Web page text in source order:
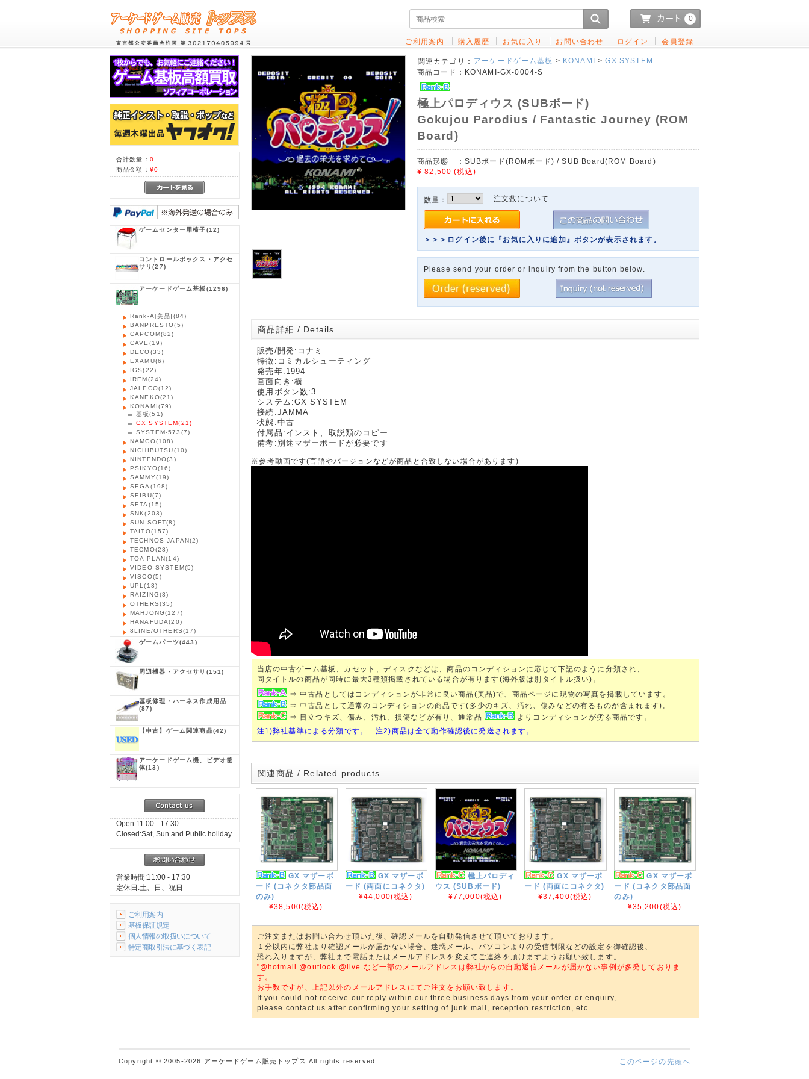
0
ご利用案内 購入履歴 お気に入り お問い合わせ ログイン 会員登録
合計数量： 0
商品金額： ¥0
ゲームセンター用椅子(12)
コントロールボックス・アクセ
サリ(27)
アーケードゲーム基板 (1296)
Rank-A[美品] (84)
BANPRESTO(5)
CAPCOM(82)
CAVE (19)
DECO(33)
EXAMU(6)
IGS(22)
IREM(24)
JALECO(12)
KANEKO(21)
KONAMI(79)
基板(51)
GX SYSTEM(21)
SYSTEM-573 (7)
NAMCO(108)
NICHIBUTSU(10)
NINTENDO(3)
PSIKYO(16)
SAMMY(19)
SEGA (198)
SEIBU(7)
SETA (15)
SNK(203)
SUN SOFT(8)
TAITO(157)
TECHNOS JAPAN(2)
TECMO(28)
TOA PLAN(14)
VIDEO SYSTEM(5)
VISCO(5)
UPL(13)
RAIZING(3)
OTHERS(35)
MAHJONG(127)
HANAFUDA(20)
8LINE/OTHERS(17)
ゲームパーツ(443)
周辺機器・アクセサリ (151)
基板修理・ハーネス作成用品
(87)
【中古】ゲーム関連商品(42)
アーケードゲーム機、ビデオ筐
体(13)
Open:11:00 - 17:30
Closed:Sat, Sun and Public holiday
営業時間:11:00 - 17:30
定休日:土、日、祝日
ご利用案内
基板保証規定
個人情報の取扱いについて
特定商取引法に基づく表記
関連カテゴリ： アーケードゲーム基板 > KONAMI >GX SYSTEM
商品コード： KONAMI-GX-0004-S
極上パロディウス (SUBボード)
Gokujou Parodius / Fantastic Journey (ROM
Board)
商品形態 ： SUBボード(ROMボード) / SUB Board(ROM Board)
¥ 82,500(税込)
数量： 注文数について
＞＞＞ログイン後に『お気に入りに追加』ボタンが表示されます。
Please send your order or inquiry from the button below.
商品詳細 / Details
販売/開発:コナミ
特徴:コミカルシューティング
発売年:1994
画面向き:横
使用ボタン数:3
システム:GX SYSTEM
接続:JAMMA
状態:中古
付属品:インスト、取説類のコピー
備考:別途マザーボードが必要です
※参考動画です(言語やバージョンなどが商品と合致しない場合があります)
当店の中古ゲーム基板、カセット、ディスクなどは、商品のコンディションに応じて下記のように分類され、
同タイトルの商品が同時に最大3種類掲載されている場合が有ります(海外版は別タイトル扱い)。
⇒ 中古品としてはコンディションが非常に良い商品(美品)で、商品ページに現物の写真を掲載しています。
⇒ 中古品として通常のコンディションの商品です(多少のキズ、汚れ、傷みなどの有るものが含まれます)。
⇒ 目立つキズ、傷み、汚れ、損傷などが有り、通常品
よりコンディションが劣る商品です。
注1)弊社基準による分類です。 注2)商品は全て動作確認後に発送されます。
関連商品 / Related products
GX マザーボ
ード (コネクタ部品面
のみ)
¥38,500(税込)
GX マザーボ
ード (両面にコネクタ)
¥44,000(税込)
極上パロディ
ウス (SUBボード)
¥77,000(税込)
GX マザーボ
ード (両面にコネクタ)
¥37,400(税込)
GX マザーボ
ード (コネクタ部品面
のみ)
¥35,200(税込)
ご注文またはお問い合わせ頂いた後、確認メールを自動発信させて頂いております。
１分以内に弊社より確認メールが届かない場合、迷惑メール、パソコンよりの受信制限などの設定を御確認後、
恐れ入りますが、弊社まで電話またはメールアドレスを変えてご連絡を頂けますようお願い致します。
"@hotmail @outlook @live など一部のメールアドレスは弊社からの自動返信メールが届かない事例が多発しておりま
す。
お手数ですが、上記以外のメールアドレスにてご注文をお願い致します。
If you could not receive our reply within our three business days from your order or enquiry,
please contact us after confirming your setting of junk mail, reception restriction, etc.
このページの先頭へ
Copyright © 2005-2026 アーケードゲーム販売トップス All rights reserved.